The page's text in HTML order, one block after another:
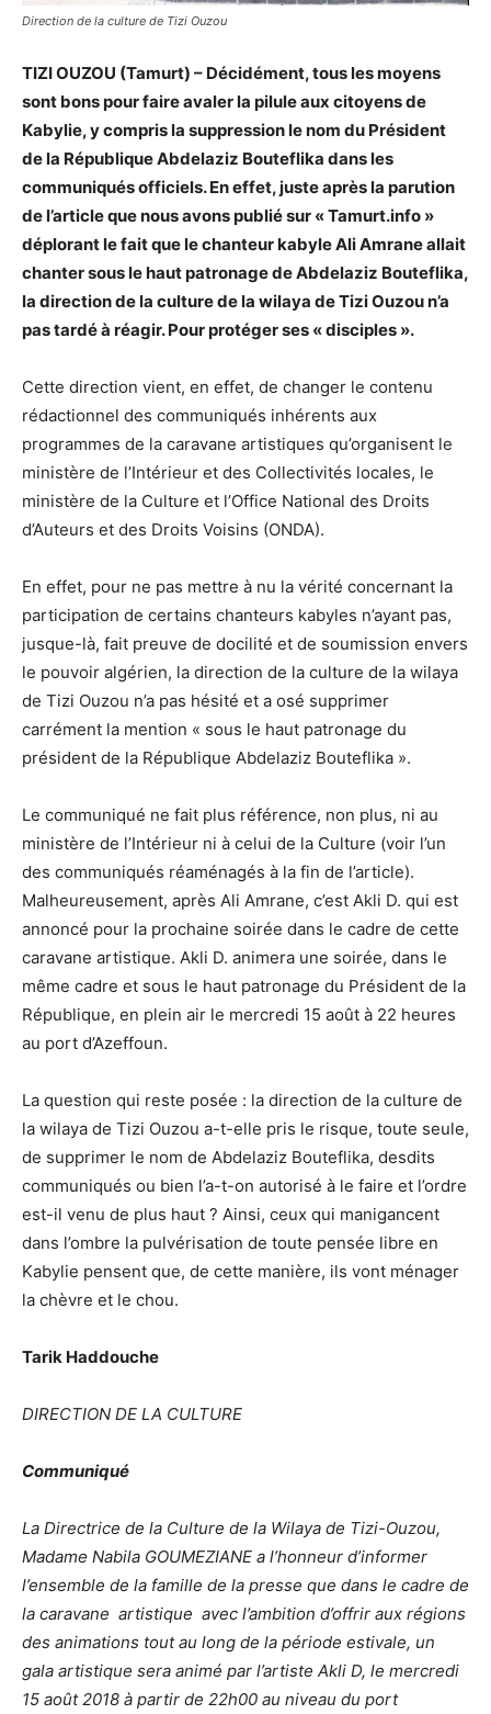
Direction de la culture de Tizi Ouzou
TIZI OUZOU (Tamurt) – Décidément, tous les moyens
sont bons pour faire avaler la pilule aux citoyens de
Kabylie, y compris la suppression le nom du Président
de la République Abdelaziz Bouteflika dans les
communiqués officiels. En effet, juste après la parution
de l’article que nous avons publié sur « Tamurt.info »
déplorant le fait que le chanteur kabyle Ali Amrane allait
chanter sous le haut patronage de Abdelaziz Bouteflika,
la direction de la culture de la wilaya de Tizi Ouzou n’a
pas tardé à réagir. Pour protéger ses « disciples ».
Cette direction vient, en effet, de changer le contenu
rédactionnel des communiqués inhérents aux
programmes de la caravane artistiques qu’organisent le
ministère de l’Intérieur et des Collectivités locales, le
ministère de la Culture et l’Office National des Droits
d’Auteurs et des Droits Voisins (ONDA).
En effet, pour ne pas mettre à nu la vérité concernant la
participation de certains chanteurs kabyles n’ayant pas,
jusque-là, fait preuve de docilité et de soumission envers
le pouvoir algérien, la direction de la culture de la wilaya
de Tizi Ouzou n’a pas hésité et a osé supprimer
carrément la mention « sous le haut patronage du
président de la République Abdelaziz Bouteflika ».
Le communiqué ne fait plus référence, non plus, ni au
ministère de l’Intérieur ni à celui de la Culture (voir l’un
des communiqués réaménagés à la fin de l’article).
Malheureusement, après Ali Amrane, c’est Akli D. qui est
annoncé pour la prochaine soirée dans le cadre de cette
caravane artistique. Akli D. animera une soirée, dans le
même cadre et sous le haut patronage du Président de la
République, en plein air le mercredi 15 août à 22 heures
au port d’Azeffoun.
La question qui reste posée : la direction de la culture de
la wilaya de Tizi Ouzou a-t-elle pris le risque, toute seule,
de supprimer le nom de Abdelaziz Bouteflika, desdits
communiqués ou bien l’a-t-on autorisé à le faire et l’ordre
est-il venu de plus haut ? Ainsi, ceux qui manigancent
dans l’ombre la pulvérisation de toute pensée libre en
Kabylie pensent que, de cette manière, ils vont ménager
la chèvre et le chou.
Tarik Haddouche
DIRECTION DE LA CULTURE
Communiqué
La Directrice de la Culture de la Wilaya de Tizi-Ouzou,
Madame Nabila GOUMEZIANE a l’honneur d’informer
l’ensemble de la famille de la presse que dans le cadre de
la caravane artistique avec l’ambition d’offrir aux régions
des animations tout au long de la période estivale, un
gala artistique sera animé par l’artiste Akli D, le mercredi
15 août 2018 à partir de 22h00 au niveau du port